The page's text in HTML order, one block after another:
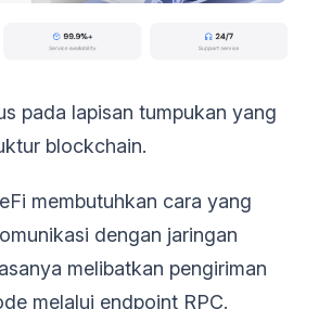
pada lapisan tumpukan yang
blockchain.
membutuhkan cara yang
dengan jaringan
melibatkan pengiriman
melalui endpoint RPC.